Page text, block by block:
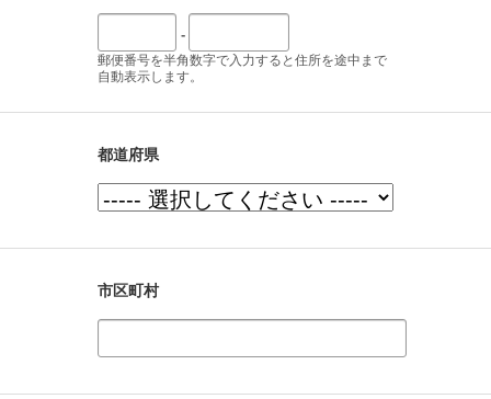
-
郵便番号を半角数字で入力すると住所を途中まで
自動表示します。
都道府県
市区町村